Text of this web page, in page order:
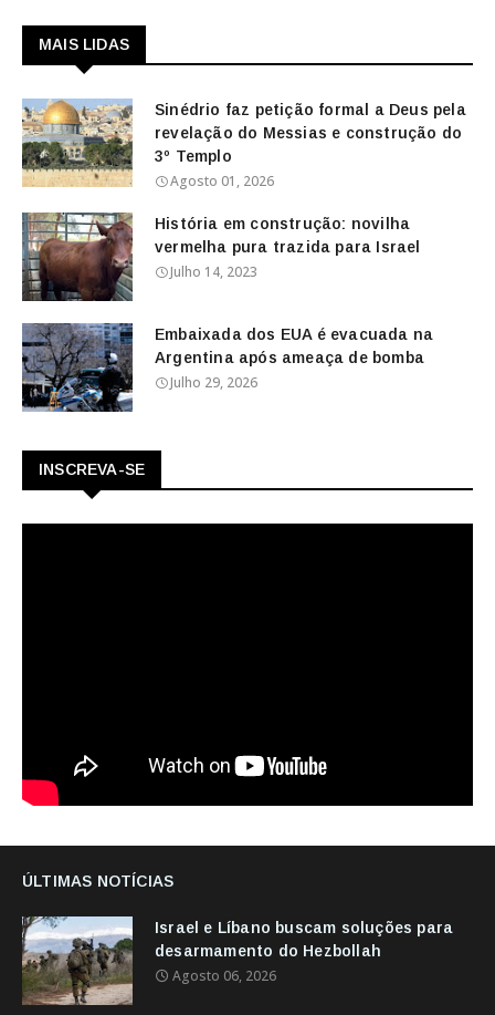
MAIS LIDAS
Sinédrio faz petição formal a Deus pela
revelação do Messias e construção do
3º Templo
Agosto 01, 2026
História em construção: novilha
vermelha pura trazida para Israel
Julho 14, 2023
Embaixada dos EUA é evacuada na
Argentina após ameaça de bomba
Julho 29, 2026
INSCREVA-SE
ÚLTIMAS NOTÍCIAS
Israel e Líbano buscam soluções para
desarmamento do Hezbollah
Agosto 06, 2026